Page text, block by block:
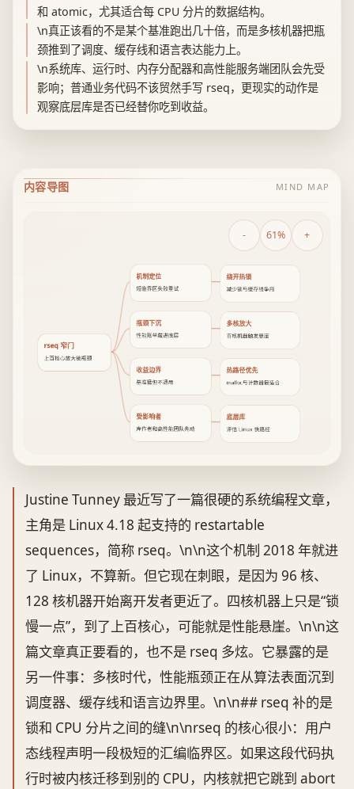
和 atomic，尤其适合每 CPU 分片的数据结构。
\n真正该看的不是某个基准跑出几十倍，而是多核机器把瓶
颈推到了调度、缓存线和语言表达能力上。
\n系统库、运行时、内存分配器和高性能服务端团队会先受
影响；普通业务代码不该贸然手写 rseq，更现实的动作是
观察底层库是否已经替你吃到收益。
内容导图 MIND MAP
- 61% +
rseq 窄门
上百核心放大锁瓶颈
机制定位
短临界区失败重试
绕开热锁
减少锁与缓存线争用
瓶颈下沉
性能账单藏进底层
多核放大
百核机器触发悬崖
收益边界
基准猛但不通用
热路径优先
malloc与计数器最适合
受影响者
库作者和高性能团队先动
底层库
评估 Linux 快路径
Justine Tunney 最近写了一篇很硬的系统编程文章，
主角是 Linux 4.18 起支持的 restartable
sequences，简称 rseq。\n\n这个机制 2018 年就进
了 Linux，不算新。但它现在刺眼，是因为 96 核、
128 核机器开始离开发者更近了。四核机器上只是“锁
慢一点”，到了上百核心，可能就是性能悬崖。\n\n这
篇文章真正要看的，也不是 rseq 多炫。它暴露的是
另一件事：多核时代，性能瓶颈正在从算法表面沉到
调度器、缓存线和语言边界里。\n\n## rseq 补的是
锁和 CPU 分片之间的缝\n\nrseq 的核心很小：用户
态线程声明一段极短的汇编临界区。如果这段代码执
行时被内核迁移到别的 CPU，内核就把它跳到 abort